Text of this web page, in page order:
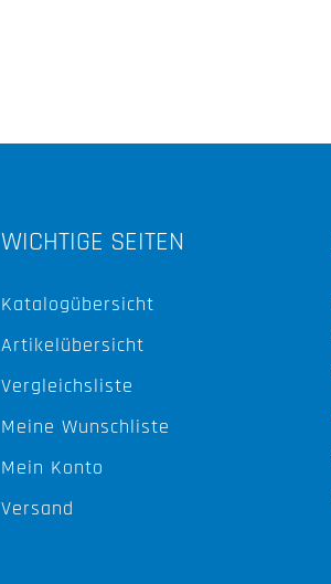
WICHTIGE SEITEN
Katalogübersicht
Artikelübersicht
Vergleichsliste
Meine Wunschliste
Mein Konto
Versand